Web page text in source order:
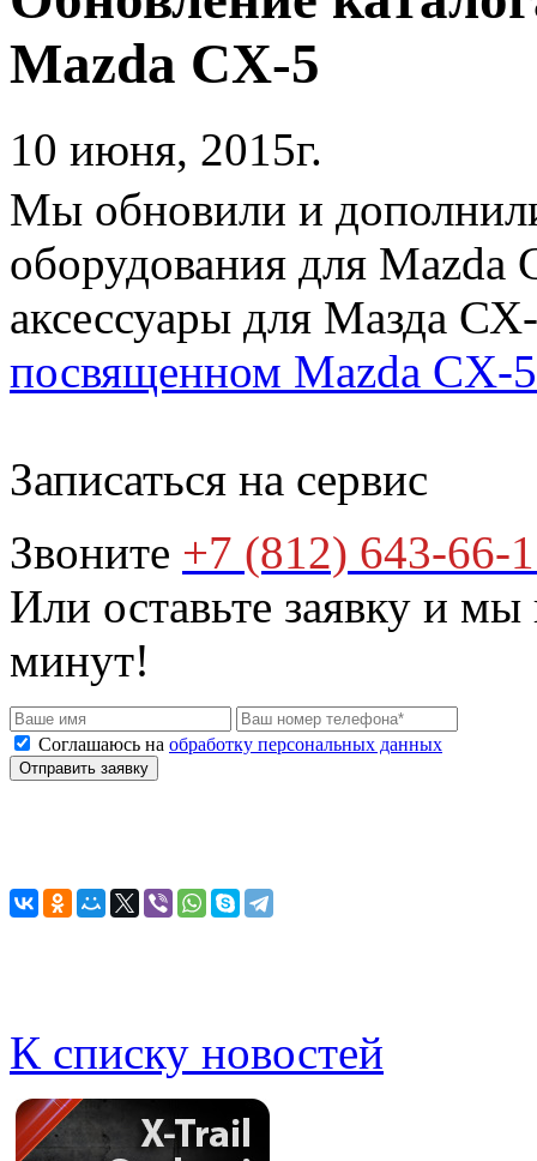
Mazda CX-5
10 июня, 2015г.
Мы обновили и
оборудования для
аксессуары для Мазда
посвященном Mazda CX-5
Записаться на сервис
Звоните +7 (812) 643-66-
Или оставьте заявку и
минут!
Соглашаюсь на обработку персональных данных
К списку новостей